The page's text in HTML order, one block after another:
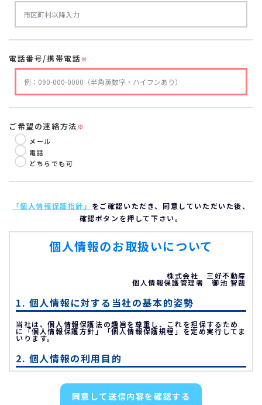
電話番号/携帯電話※
ご希望の連絡方法※
メール
電話
どちらでも可
「個人情報保護指針」 をご確認いただき、同意していただいた後、
確認ボタンを押して下さい。
個人情報のお取扱いについて
株式会社 三好不動産
個人情報保護管理者 御池 智哉
1. 個人情報に対する当社の基本的姿勢
当社は、個人情報保護法の趣旨を尊重し、これを担保するため
に「個人情報保護方針」「個人情報保護規程」を定め実行してま
いります。
2. 個人情報の利用目的
不動産物件の調査同意して送信内容を確認する